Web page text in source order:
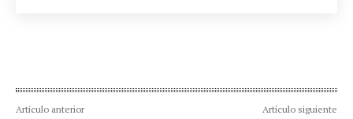
Artículo anterior Artículo siguiente